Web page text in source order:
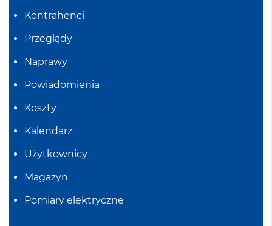
Kontrahenci
Przeglądy
Naprawy
Powiadomienia
Koszty
Kalendarz
Użytkownicy
Magazyn
Pomiary elektryczne